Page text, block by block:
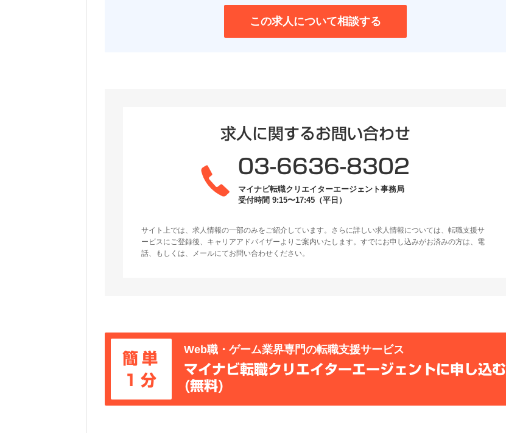
この求人について相談する
求人に関するお問い合わせ
03-6636-8302
マイナビ転職クリエイターエージェント事務局
受付時間 9:15〜17:45（平日）
サイト上では、求人情報の一部のみをご紹介しています。さらに詳しい求人情報については、転職支援サ
ービスにご登録後、キャリアアドバイザーよりご案内いたします。すでにお申し込みがお済みの方は、電
話、もしくは、メールにてお問い合わせください。
簡単
1分
Web職・ゲーム業界専門の転職支援サービス
マイナビ転職クリエイターエージェントに申し込む
(無料)